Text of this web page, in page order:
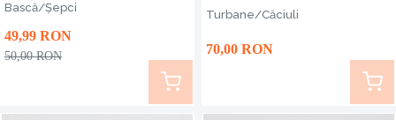
Bască/Șepci
49,99 RON
50,00 RON
Turbane/Căciuli
70,00 RON